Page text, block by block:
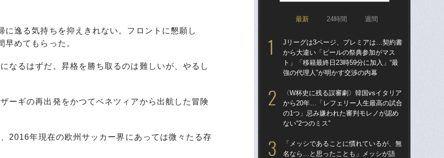
逸る気持ちを抑えきれない。フロントに懇願し
めてもらった。
なるはずだ。昇格を勝ち取るのは難しいが、やるし
ーギの再出発をかつてベネツィアから出航した冒険
2016年現在の欧州サッカー界にあっては微々たる存
最新 24時間 週間
Jリーグは3ページ、プレミアは…契約書
から大違い「ビールの祭典参加がマス
ト」「移籍最終日23時59分に加入」“最
強の代理人”が明かす交渉の内幕
〈W杯史に残る誤審劇〉韓国vsイタリア
から20年…「レフェリー人生最高の試合
の1つ」忌み嫌われた審判モレノが認め
ない“2つのミス”
「メッシであることに慣れているが、無
名なら…と思ったことも」メッシが語